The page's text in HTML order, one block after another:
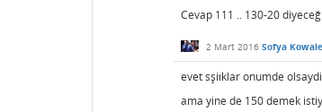
Cevap 111 .. 130-20
2 Mart 2016 Sofya
evet sşiıklar onumde
ama yine de 150 demek